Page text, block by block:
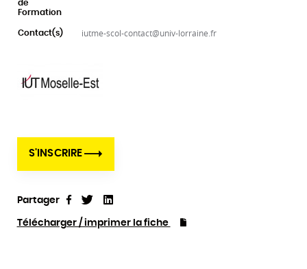
de
Formation
Contact(s) iutme-scol-contact@univ-lorraine.fr
S'INSCRIRE
Partager PartagerTweet
Télécharger / imprimer la fiche